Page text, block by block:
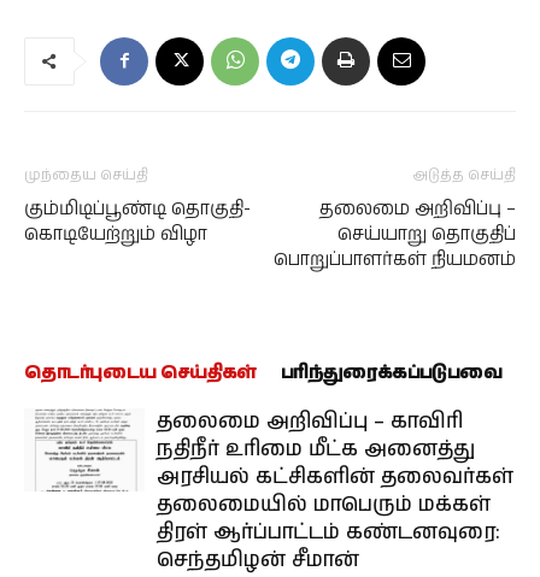
முந்தைய செய்தி
கும்மிடிப்பூண்டி தொகுதி-
கொடியேற்றும் விழா
அடுத்த செய்தி
தலைமை அறிவிப்பு –
செய்யாறு தொகுதிப்
பொறுப்பாளர்கள் நியமனம்
தொடர்புடைய செய்திகள் பரிந்துரைக்கப்படுபவை
தலைமை அறிவிப்பு – காவிரி
நதிநீர் உரிமை மீட்க அனைத்து
அரசியல் கட்சிகளின் தலைவர்கள்
தலைமையில் மாபெரும் மக்கள்
திரள் ஆர்ப்பாட்டம் கண்டனவுரை:
செந்தமிழன் சீமான்